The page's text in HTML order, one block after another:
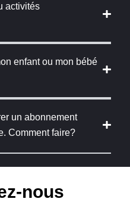
activités
enfant ou mon bébé
un abonnement
Comment faire?
nous